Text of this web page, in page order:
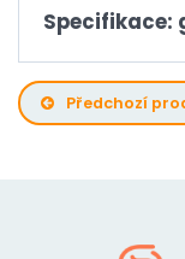
Specifikace:
Předchozí